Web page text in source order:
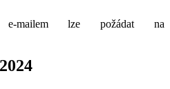
mailem lze požádat na